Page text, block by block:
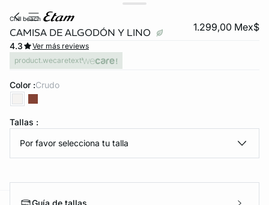
DE PANTIES
ahora
chill beach
CAMISA DE ALGODÓN Y LINO 1.299,00 Mex$
4.3
Ver más reviews
product.wecaretext
Color : crudo
Tallas :
Por favor selecciona tu talla
Guía de tallas